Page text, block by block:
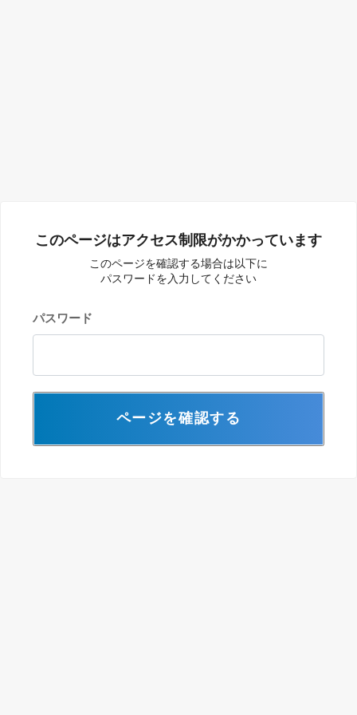
このページはアクセス制限がかかっています
このページを確認する場合は以下に
パスワードを入力してください
パスワード
ページを確認する